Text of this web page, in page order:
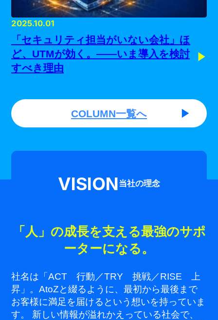
2025.10.01
「セキュリティ担当がいない会社」ほ
ど、UTMが効く。——いま導入を検討
すべき理由
COLUMN一覧へ
VISION当社の理念
「人」の成長を支える最強のサポ
ーターになる。
社名は「ACT 行動／TRY 挑戦／RISE 上
昇」。AtoZと綴るように、最初から最後まで
お客様に満足を届けるという想いを持っていま
す。 新しい情報が溢れかえっている社会で、